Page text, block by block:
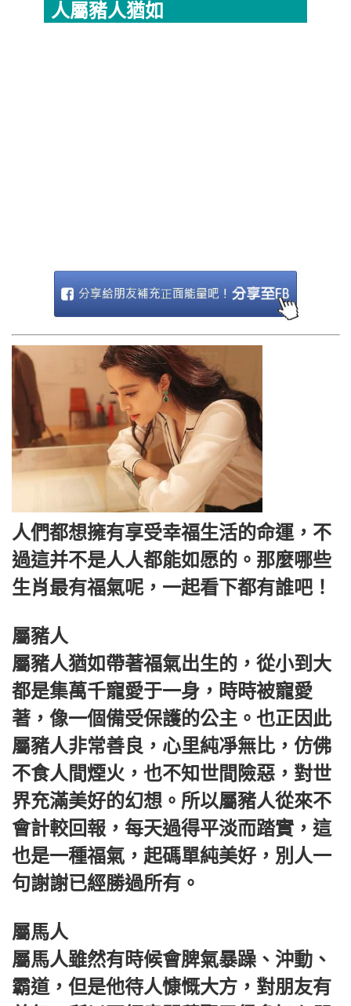
人屬豬人猶如
人們都想擁有享受幸福生活的命運，不
過這并不是人人都能如愿的。那麼哪些
生肖最有福氣呢，一起看下都有誰吧！
屬豬人
屬豬人猶如帶著福氣出生的，從小到大
都是集萬千寵愛于一身，時時被寵愛
著，像一個備受保護的公主。也正因此
屬豬人非常善良，心里純凈無比，仿佛
不食人間煙火，也不知世間險惡，對世
界充滿美好的幻想。所以屬豬人從來不
會計較回報，每天過得平淡而踏實，這
也是一種福氣，起碼單純美好，別人一
句謝謝已經勝過所有。
屬馬人
屬馬人雖然有時候會脾氣暴躁、沖動、
霸道，但是他待人慷慨大方，對朋友有